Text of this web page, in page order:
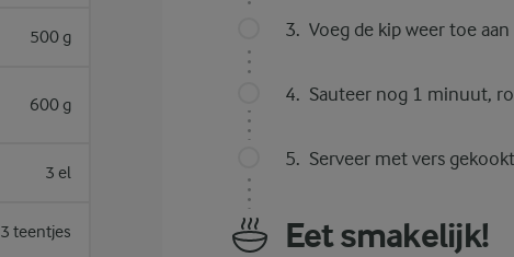
500 g
600 g
3 el
3 teentjes
Voeg de kip weer toe
Sauteer nog 1 minuut,
Serveer met vers
Eet smakelijk!